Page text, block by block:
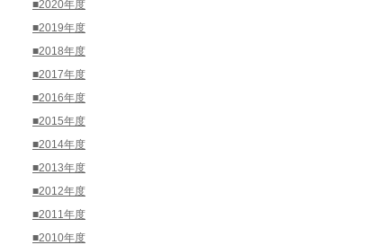
■2020年度
■2019年度
■2018年度
■2017年度
■2016年度
■2015年度
■2014年度
■2013年度
■2012年度
■2011年度
■2010年度